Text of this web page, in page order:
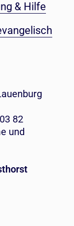
& Hilfe
82
und